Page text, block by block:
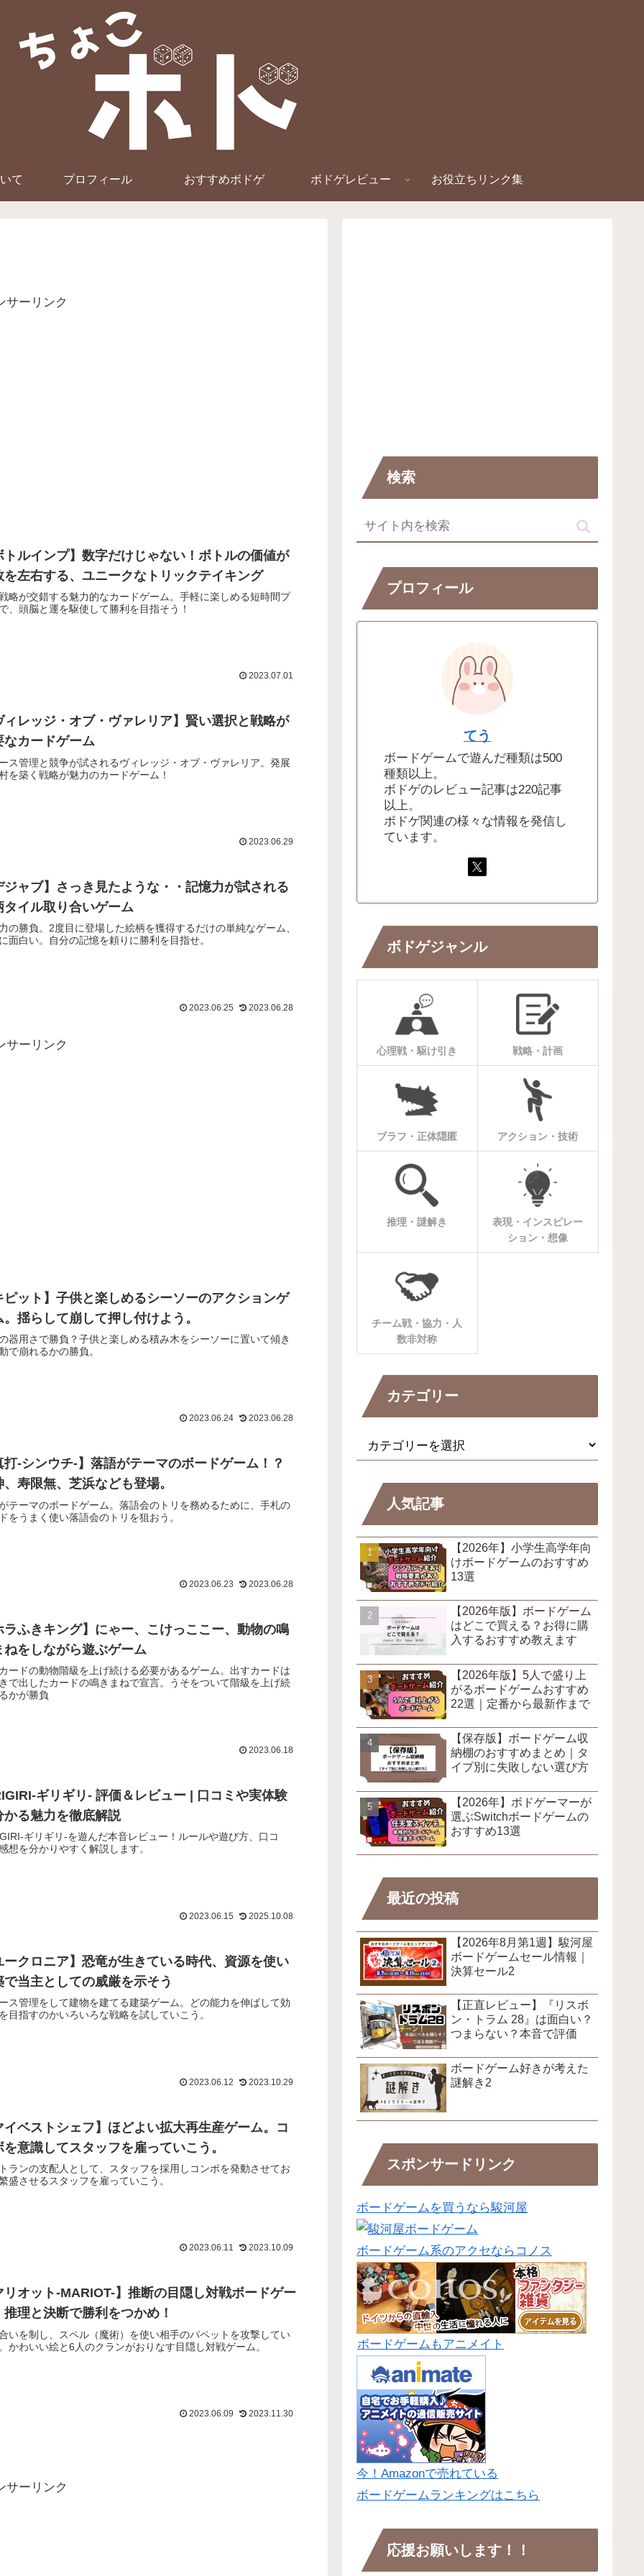
て プロフィール おすすめボドゲ ボドゲレビュー お役立ちリンク集
サーリンク
トルインプ】数字だけじゃない！ボトルの価値が
を左右する、ユニークなトリックテイキング
略が交錯する魅力的なカードゲーム。手軽に楽しめる短時間プ
、頭脳と運を駆使して勝利を目指そう！
2023.07.01
ィレッジ・オブ・ヴァレリア】賢い選択と戦略が
なカードゲーム
ス管理と競争が試されるヴィレッジ・オブ・ヴァレリア。発展
を築く戦略が魅力のカードゲーム！
2023.06.29
ジャブ】さっき見たような・・記憶力が試される
タイル取り合いゲーム
の勝負。2度目に登場した絵柄を獲得するだけの単純なゲーム、
面白い。自分の記憶を頼りに勝利を目指せ。
2023.06.25 2023.06.28
サーリンク
ピット】子供と楽しめるシーソーのアクションゲ
。揺らして崩して押し付けよう。
器用さで勝負？子供と楽しめる積み木をシーソーに置いて傾き
で崩れるかの勝負。
2023.06.24 2023.06.28
打-シンウチ-】落語がテーマのボードゲーム！？
、寿限無、芝浜なども登場。
テーマのボードゲーム。落語会のトリを務めるために、手札の
をうまく使い落語会のトリを狙おう。
2023.06.23 2023.06.28
ラふきキング】にゃー、こけっここー、動物の鳴
ねをしながら遊ぶゲーム
ードの動物階級を上げ続ける必要があるゲーム。出すカードは
で出したカードの鳴きまねで宣言。うそをついて階級を上げ続
かが勝負
2023.06.18
ギリギリ- 評価＆レビュー | 口コミや実体験
かる魅力を徹底解説
ギリギリ-を遊んだ本音レビュー！ルールや遊び方、口コ
想を分かりやすく解説します。
2023.06.15 2025.10.08
ークロニア】恐竜が生きている時代、資源を使い
で当主としての威厳を示そう
ス管理をして建物を建てる建築ゲーム。どの能力を伸ばして効
目指すのかいろいろな戦略を試していこう。
2023.06.12 2023.10.29
イベストシェフ】ほどよい拡大再生産ゲーム。コ
を意識してスタッフを雇っていこう。
ランの支配人として、スタッフを採用しコンボを発動させてお
盛させるスタッフを雇っていこう。
2023.06.11 2023.10.09
リオット-MARIOT-】推断の目隠し対戦ボードゲー
推理と決断で勝利をつかめ！
いを制し、スペル（魔術）を使い相手のパペットを攻撃してい
かわいい絵と6人のクランがおりなす目隠し対戦ゲーム。
2023.06.09 2023.11.30
サーリンク
検索
プロフィール
てう
ボードゲームで遊んだ種類は500
種類以上。
ボドゲのレビュー記事は220記事
以上。
ボドゲ関連の様々な情報を発信し
ています。
ボドゲジャンル
心理戦・駆け引き 戦略・計画
ブラフ・正体隠匿 アクション・技術
推理・謎解き
表現・インスピレー
ション・想像
チーム戦・協力・人
数非対称
カテゴリー
人気記事
【2026年】小学生高学年向
けボードゲームのおすすめ
13選
【2026年版】ボードゲーム
はどこで買える？お得に購
入するおすすめ教えます
【2026年版】5人で盛り上
がるボードゲームおすすめ
22選｜定番から最新作まで
【保存版】ボードゲーム収
納棚のおすすめまとめ｜タ
イプ別に失敗しない選び方
【2026年】ボドゲーマーが
選ぶSwitchボードゲームの
おすすめ13選
最近の投稿
【2026年8月第1週】駿河屋
ボードゲームセール情報｜
決算セール2
【正直レビュー】『リスボ
ン・トラム 28』は面白い？
つまらない？本音で評価
ボードゲーム好きが考えた
謎解き2
スポンサードリンク
ボードゲームを買うなら駿河屋
ボードゲーム系のアクセならコノス
ボードゲームもアニメイト
今！Amazonで売れている
ボードゲームランキングはこちら
応援お願いします！！